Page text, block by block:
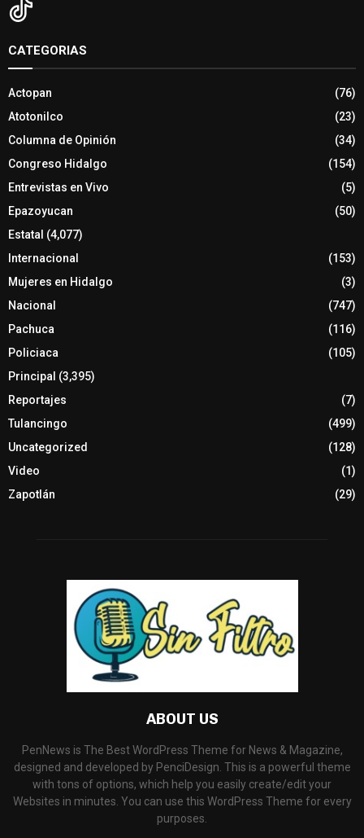
CATEGORIAS
Actopan
(76)
Atotonilco
(23)
Columna de Opinión
(34)
Congreso Hidalgo
(154)
Entrevistas en Vivo
(5)
Epazoyucan
(50)
Estatal (4,077)
Internacional
(153)
Mujeres en Hidalgo
(3)
Nacional
(747)
Pachuca
(116)
Policiaca
(105)
Principal (3,395)
Reportajes
(7)
Tulancingo
(499)
Uncategorized
(128)
Video
(1)
Zapotlán
(29)
ABOUT US
PenNews is The Best WordPress Theme for News & Magazine,
designed and developed by PenciDesign. This is a powerful theme
with tons of options, which help you easily create/edit your
Websites in minutes. You can use this WordPress Theme for every
purposes.